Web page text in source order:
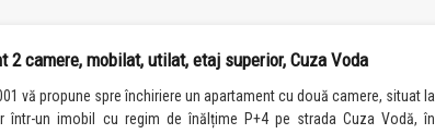
2 camere, mobilat, utilat, etaj superior, Cuza Voda
vă propune spre închiriere un apartament cu două camere, situat la
într-un imobil cu regim de înălțime P+4 pe strada Cuza Vodă, în